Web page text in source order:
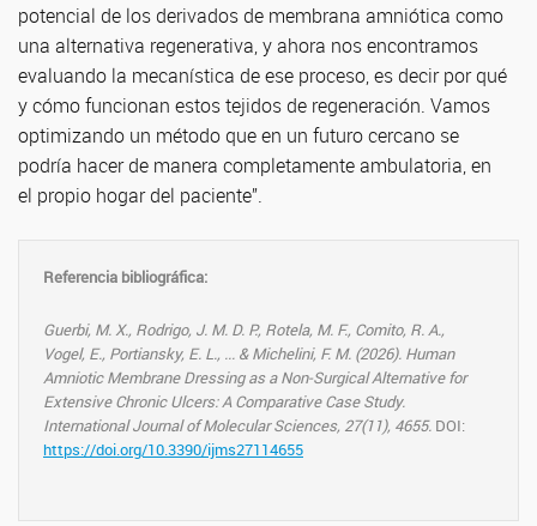
potencial de los derivados de membrana amniótica como
una alternativa regenerativa, y ahora nos encontramos
evaluando la mecanística de ese proceso, es decir por qué
y cómo funcionan estos tejidos de regeneración. Vamos
optimizando un método que en un futuro cercano se
podría hacer de manera completamente ambulatoria, en
el propio hogar del paciente”.
Referencia bibliográfica:
Guerbi, M. X., Rodrigo, J. M. D. P., Rotela, M. F., Comito, R. A.,
Vogel, E., Portiansky, E. L., ... & Michelini, F. M. (2026). Human
Amniotic Membrane Dressing as a Non-Surgical Alternative for
Extensive Chronic Ulcers: A Comparative Case Study.
International Journal of Molecular Sciences, 27(11), 4655. DOI:
https://doi.org/10.3390/ijms27114655